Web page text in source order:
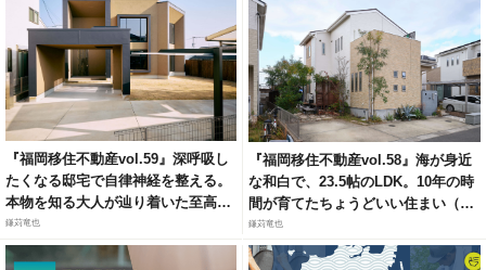
『福岡移住不動産vol.59』深呼吸し
たくなる邸宅で自律神経を整える。
本物を知る大人が辿り着いた至高の
リトリート（福岡市城南区梅林）
鎌苅竜也
『福岡移住不動産vol.58』海が身近
な和白で、23.5帖のLDK。10年の時
間が育てたちょうどいい住まい（福
岡市東区和白6）
鎌苅竜也